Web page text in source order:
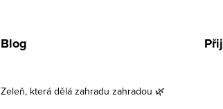
Blog
Zeleň, která dělá zahradu zahradou 🌿